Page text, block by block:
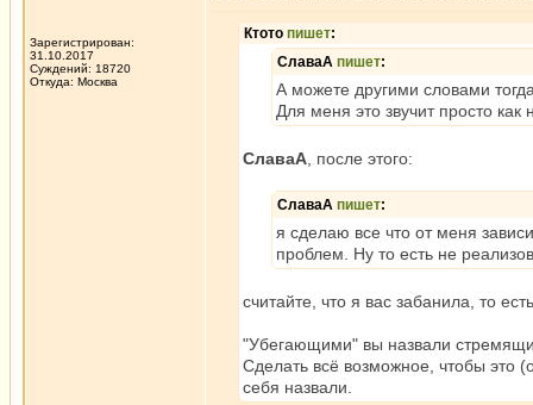
Зарегистрирован:
31.10.2017
Суждений: 18720
Откуда: Москва
Ктото пишет:
СлаваА пишет:
А можете другими словами
Для меня это звучит просто
СлаваА , после этого:
СлаваА пишет:
я сделаю все что от меня
проблем. Ну то есть не
считайте, что я вас забанила, то
"Убегающими" вы назвали
Сделать всё возможное, чтобы это
себя назвали.